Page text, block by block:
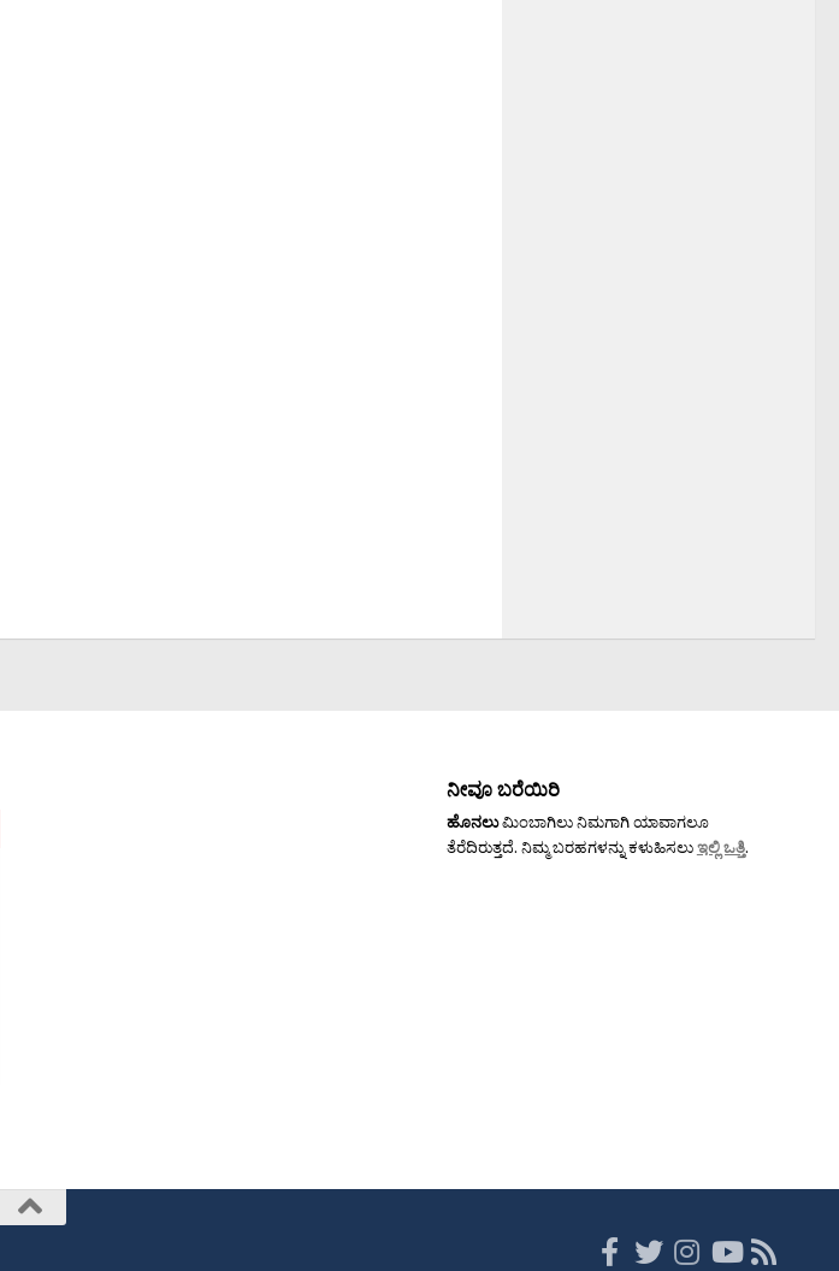
ನೀವೂ ಬರೆಯಿರಿ
ಹೊನಲುಮಿಂಬಾಗಿಲು ನಿಮಗಾಗಿ ಯಾವಾಗಲೂ
ತೆರೆದಿರುತ್ತದೆ. ನಿಮ್ಮ ಬರಹಗಳನ್ನು ಕಳುಹಿಸಲುಇಲ್ಲಿ ಒತ್ತಿ.